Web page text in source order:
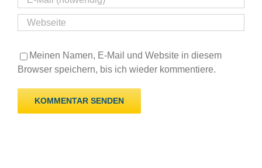
Meinen Namen, E-Mail und Website in diesem
Browser speichern, bis ich wieder kommentiere.